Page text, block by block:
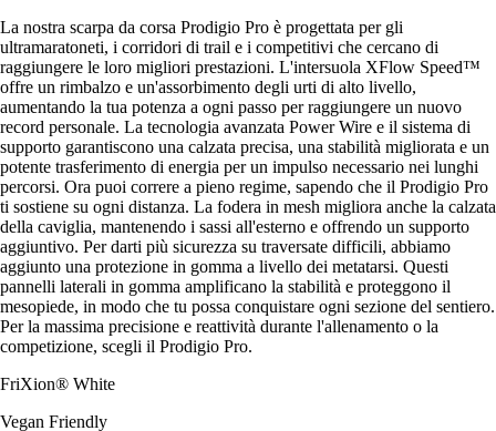
La nostra scarpa da corsa Prodigio Pro è progettata per gli
ultramaratoneti, i corridori di trail e i competitivi che cercano di
raggiungere le loro migliori prestazioni. L'intersuola XFlow Speed™
offre un rimbalzo e un'assorbimento degli urti di alto livello,
aumentando la tua potenza a ogni passo per raggiungere un nuovo
record personale. La tecnologia avanzata Power Wire e il sistema di
supporto garantiscono una calzata precisa, una stabilità migliorata e un
potente trasferimento di energia per un impulso necessario nei lunghi
percorsi. Ora puoi correre a pieno regime, sapendo che il Prodigio Pro
ti sostiene su ogni distanza. La fodera in mesh migliora anche la calzata
della caviglia, mantenendo i sassi all'esterno e offrendo un supporto
aggiuntivo. Per darti più sicurezza su traversate difficili, abbiamo
aggiunto una protezione in gomma a livello dei metatarsi. Questi
pannelli laterali in gomma amplificano la stabilità e proteggono il
mesopiede, in modo che tu possa conquistare ogni sezione del sentiero.
Per la massima precisione e reattività durante l'allenamento o la
competizione, scegli il Prodigio Pro.
FriXion® White
Vegan Friendly